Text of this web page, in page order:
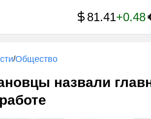
81.41+0.48
/Общество
назвали